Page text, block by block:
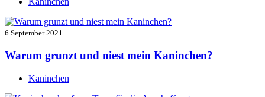
6 September 2021
Warum grunzt und niest mein Kaninchen?
Kaninchen